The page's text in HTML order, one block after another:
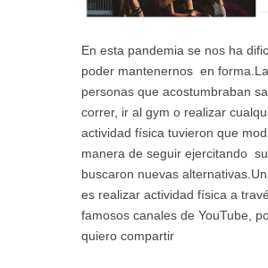
En esta pandemia se nos ha
poder mantenernos en
personas que acostumbraban
correr, ir al gym o realizar
actividad física tuvieron que
manera de seguir ejercitando
buscaron nuevas
es realizar actividad física a
famosos canales de YouTube,
quiero compartir